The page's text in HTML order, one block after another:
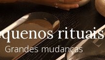
rituais
Grandes mudanças